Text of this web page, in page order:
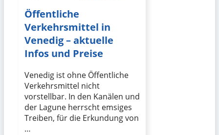
Öffentliche
Verkehrsmittel in
Venedig – aktuelle
Infos und Preise
Venedig ist ohne Öffentliche
Verkehrsmittel nicht
vorstellbar. In den Kanälen und
der Lagune herrscht emsiges
Treiben, für die Erkundung von
…